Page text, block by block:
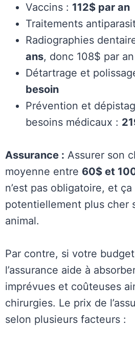
Vaccins : 112$ par an
Traitements
Radiographies
ans, donc 108$ par an
Détartrage et
besoin
Prévention et
besoins médicaux :
Assurance : Assurer son
moyenne entre 60$ et
n’est pas obligatoire, et
potentiellement plus cher
animal.
Par contre, si votre
l’assurance aide à
imprévues et coûteuses
chirurgies. Le prix de
selon plusieurs facteurs :